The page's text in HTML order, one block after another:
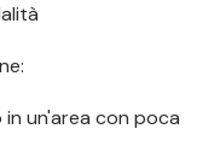
un'area con poca